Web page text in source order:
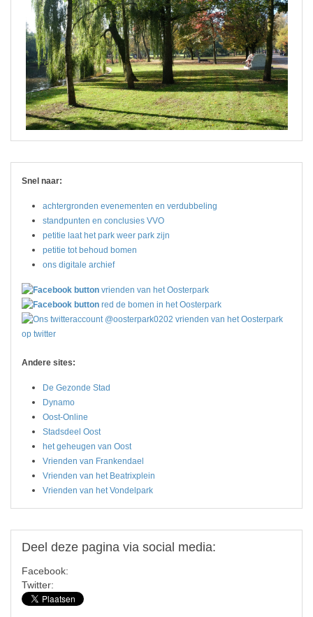
Snel naar:
achtergronden evenementen en verdubbeling
standpunten en conclusies VVO
petitie laat het park weer park zijn
petitie tot behoud bomen
ons digitale archief
vrienden van het Oosterpark
red de bomen in het Oosterpark
vrienden van het Oosterpark
op twitter
Andere sites:
De Gezonde Stad
Dynamo
Oost-Online
Stadsdeel Oost
het geheugen van Oost
Vrienden van Frankendael
Vrienden van het Beatrixplein
Vrienden van het Vondelpark
Deel deze pagina via social media:
Facebook:
Twitter: